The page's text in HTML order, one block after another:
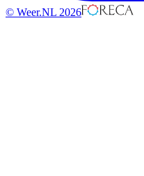
© Weer.NL 2026